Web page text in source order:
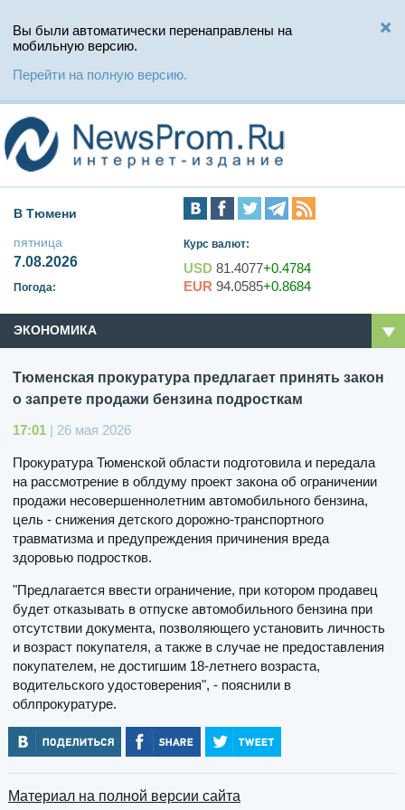
Вы были автоматически перенаправлены на
мобильную версию.
Перейти на полную версию.
В Тюмени
пятница
7.08.2026
Погода:
Курс валют:
USD 81.4077+0.4784
EUR 94.0585+0.8684
ЭКОНОМИКА
Тюменская прокуратура предлагает принять закон
о запрете продажи бензина подросткам
17:01 | 26 мая 2026
Прокуратура Тюменской области подготовила и передала
на рассмотрение в облдуму проект закона об ограничении
продажи несовершеннолетним автомобильного бензина,
цель - снижения детского дорожно-транспортного
травматизма и предупреждения причинения вреда
здоровью подростков.
"Предлагается ввести ограничение, при котором продавец
будет отказывать в отпуске автомобильного бензина при
отсутствии документа, позволяющего установить личность
и возраст покупателя, а также в случае не предоставления
покупателем, не достигшим 18-летнего возраста,
водительского удостоверения", - пояснили в
облпрокуратуре.
Материал на полной версии сайта